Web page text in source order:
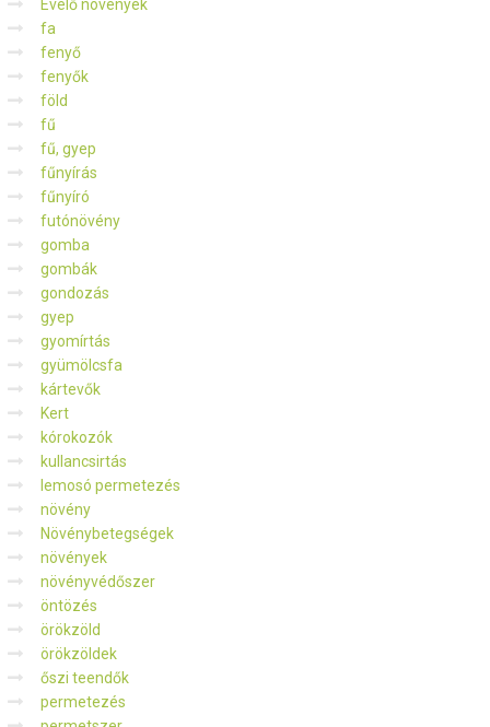
Évelő növények
fa
fenyő
fenyők
föld
fű
fű, gyep
fűnyírás
fűnyíró
futónövény
gomba
gombák
gondozás
gyep
gyomírtás
gyümölcsfa
kártevők
Kert
kórokozók
kullancsirtás
lemosó permetezés
növény
Növénybetegségek
növények
növényvédőszer
öntözés
örökzöld
örökzöldek
őszi teendők
permetezés